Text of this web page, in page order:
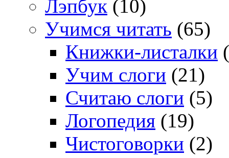
Лэпбук (10)
Учимся читать (65)
Книжки-листалки
Учим слоги (21)
Считаю слоги (5)
Логопедия (19)
Чистоговорки (2)